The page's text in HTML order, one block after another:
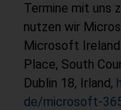
Termine mit uns
nutzen wir
Microsoft
Place, South
Dublin 18, Irland,
de/microsoft-